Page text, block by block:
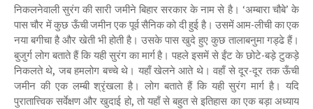
निकलनेवाली सुरंग की सारी जमीने बिहार सरकार के नाम से है। ‘अम्बारा चौबे’ के
पास चौर में कुछ ऊँची जमीन एक पूर्व सैनिक को दी हुई है। उसमें आम-लीची का एक
नया बगीचा है और खेती भी होती है। उसके पास खुदे हुए कुछ तालाबनुमा गड्ढे हैं।
बुजुर्ग लोग बताते हैं कि यही सुरंग का मार्ग है। पहले इसमें से ईंट के छोटे-बड़े टुकड़े
निकलते थे, जब हमलोग बच्चे थे। यहाँ खेलने आते थे। वहाँ से दूर-दूर तक ऊँची
जमीन की एक लम्बी श्रृंखला है। लोग बताते हैं कि यही सुरंग मार्ग है। यदि
पुरातात्त्विक सर्वेक्षण और खुदाई हो, तो यहाँ से बहुत से इतिहास का एक बड़ा अध्याय